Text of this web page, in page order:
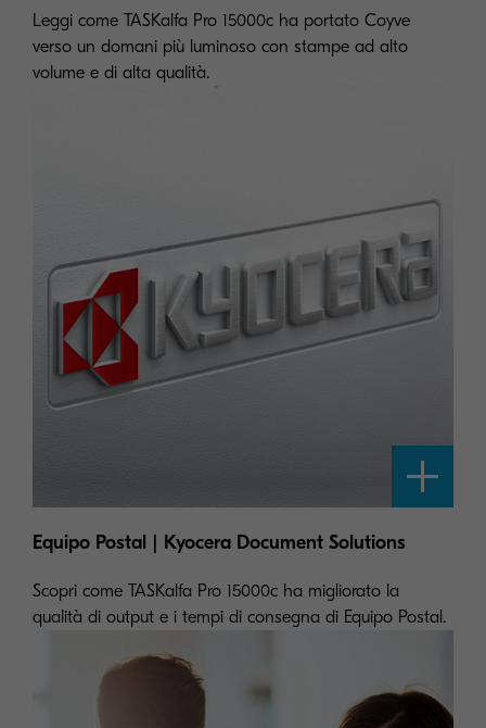
Leggi come TASKalfa Pro 15000c ha portato Coyve
verso un domani più luminoso con stampe ad alto
volume e di alta qualità.
Equipo Postal | Kyocera Document Solutions
Scopri come TASKalfa Pro 15000c ha migliorato la
qualità di output e i tempi di consegna di Equipo Postal.